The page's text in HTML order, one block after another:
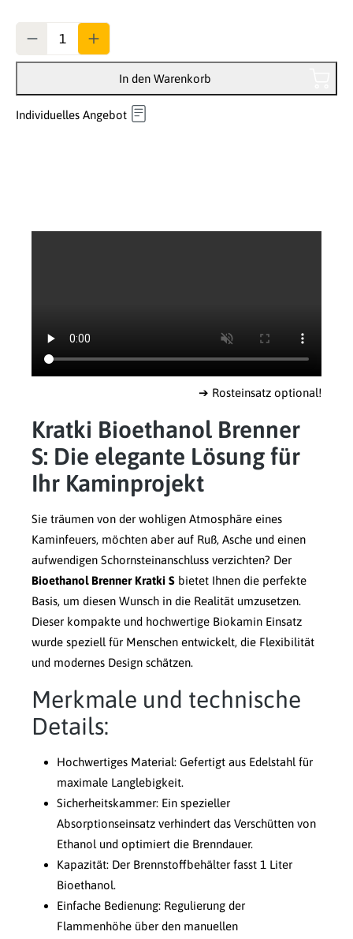
In den Warenkorb
Individuelles Angebot
➔ Rosteinsatz optional!
Kratki Bioethanol Brenner
S: Die elegante Lösung für
Ihr Kaminprojekt
Sie träumen von der wohligen Atmosphäre eines
Kaminfeuers, möchten aber auf Ruß, Asche und einen
aufwendigen Schornsteinanschluss verzichten? Der
Bioethanol Brenner Kratki S bietet Ihnen die perfekte
Basis, um diesen Wunsch in die Realität umzusetzen.
Dieser kompakte und hochwertige Biokamin Einsatz
wurde speziell für Menschen entwickelt, die Flexibilität
und modernes Design schätzen.
Merkmale und technische
Details:
Hochwertiges Material: Gefertigt aus Edelstahl für
maximale Langlebigkeit.
Sicherheitskammer: Ein spezieller
Absorptionseinsatz verhindert das Verschütten von
Ethanol und optimiert die Brenndauer.
Kapazität: Der Brennstoffbehälter fasst 1 Liter
Bioethanol.
Einfache Bedienung: Regulierung der
Flammenhöhe über den manuellen